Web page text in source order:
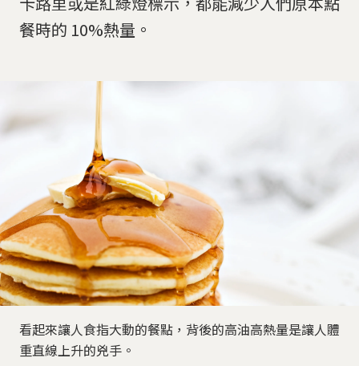
餐時的 10%熱量。
看起來讓人食指大動的餐點，背後的高油高熱量是讓人體
重直線上升的兇手。